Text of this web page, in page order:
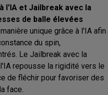
l'IA et Jailbreak avec la
de balle élevées
unique grâce à l'IA afin
du spin,
Le Jailbreak avec la
repousse la rigidité vers le
de fléchir pour favoriser des
face.